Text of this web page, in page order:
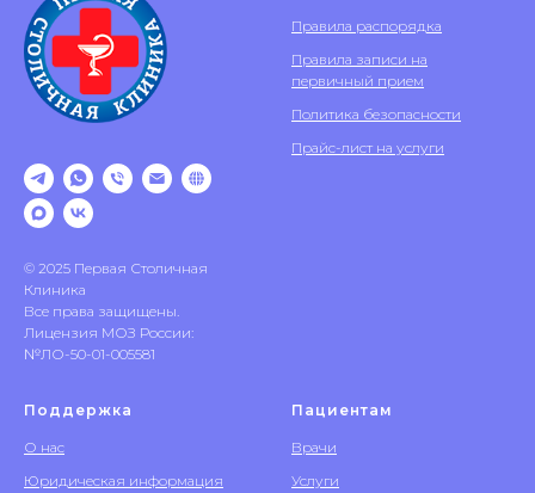
© 2025 Первая Столичная
Клиника
Все права защищены.
Лицензия МОЗ России:
№ЛО-50-01-005581
Правила распорядка
Правила записи на
первичный прием
Политика безопасности
Прайс-лист на услуги
Поддержка
О нас
Юридическая информация
Пациентам
Врачи
Услуги